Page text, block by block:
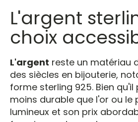
L'argent
choix
L'argent reste un matériau
des siècles en bijouterie,
forme sterling 925. Bien qu'il
moins durable que l'or ou le
lumineux et son prix